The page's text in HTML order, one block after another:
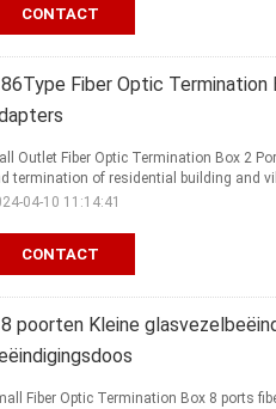
CONTACT
86Type Fiber Optic
CONTACT
Outlet Fiber Optic Termination Box 2
termination of residential building and
04-10 11:14:41
8 poorten Kleine
Fiber Optic Termination Box 8 ports